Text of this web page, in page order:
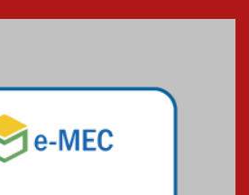
Mackenzie mobiliza campanha
solidária para apoiar famílias em
Minas Gerais